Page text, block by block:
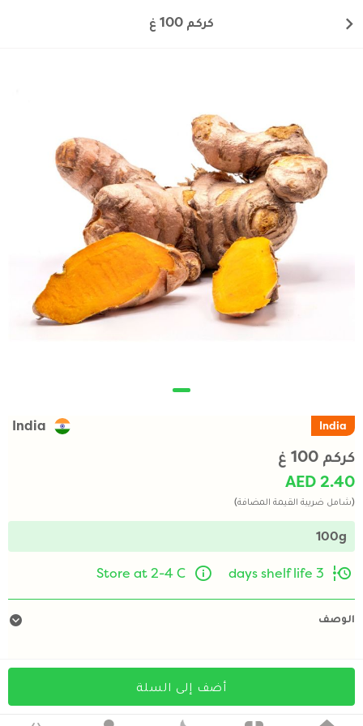
كركم 100 غ
India
India
كركم 100 غ
AED 2.40
(شامل ضريبة القيمة المضافة)
100g
3 days shelf life
Store at 2-4 C
الوصف
أضف إلى السلة